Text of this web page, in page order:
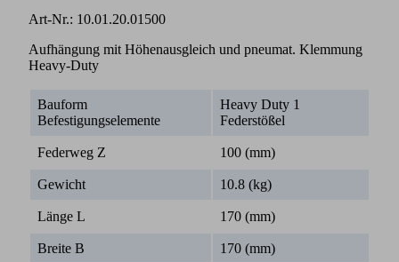
Art-Nr.: 10.01.20.01500
Aufhängung mit Höhenausgleich und pneumat. Klemmung
Heavy-Duty
Bauform
Befestigungselemente
Heavy Duty 1
Federstößel
Federweg Z 100 (mm)
Gewicht 10.8 (kg)
Länge L 170 (mm)
Breite B 170 (mm)